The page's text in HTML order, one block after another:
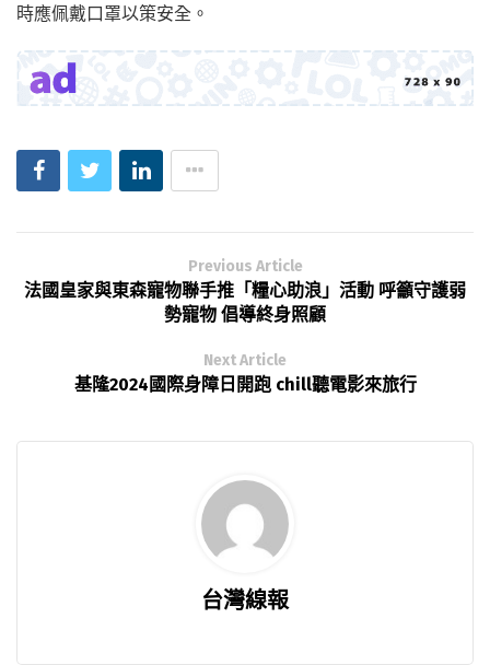
時應佩戴口罩以策安全。
Previous Article
法國皇家與東森寵物聯手推「糧心助浪」活動 呼籲守護弱
勢寵物 倡導終身照顧
Next Article
基隆2024國際身障日開跑 chill聽電影來旅行
台灣線報